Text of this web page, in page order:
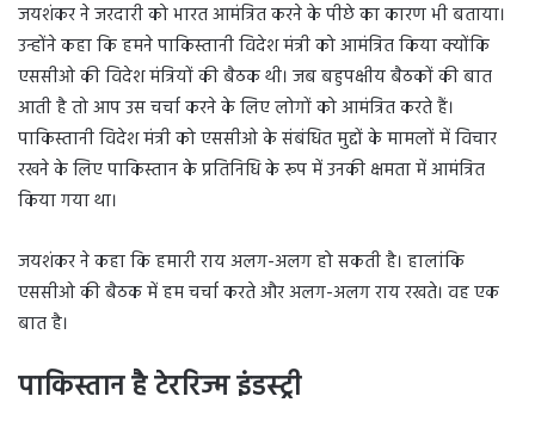
जयशंकर ने जरदारी को भारत आमंत्रित करने के पीछे का कारण भी बताया।
उन्होंने कहा कि हमने पाकिस्तानी विदेश मंत्री को आमंत्रित किया क्योंकि
एससीओ की विदेश मंत्रियों की बैठक थी। जब बहुपक्षीय बैठकों की बात
आती है तो आप उस चर्चा करने के लिए लोगों को आमंत्रित करते हैं।
पाकिस्तानी विदेश मंत्री को एससीओ के संबंधित मुद्दों के मामलों में विचार
रखने के लिए पाकिस्तान के प्रतिनिधि के रूप में उनकी क्षमता में आमंत्रित
किया गया था।
जयशंकर ने कहा कि हमारी राय अलग-अलग हो सकती है। हालांकि
एससीओ की बैठक में हम चर्चा करते और अलग-अलग राय रखते। वह एक
बात है।
पाकिस्तान है टेररिज्म इंडस्ट्री